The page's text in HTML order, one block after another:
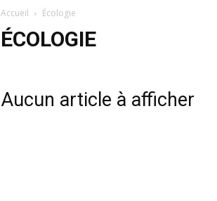
Accueil Écologie
ÉCOLOGIE
Aucun article à afficher